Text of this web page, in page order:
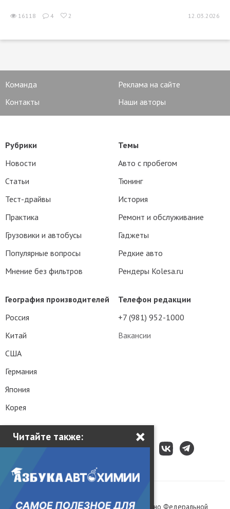
Читайте также: ×
16118 4 2 12.03.2026
Команда
Реклама на сайте
Контакты
Наши авторы
Телефон редакции
+7 (981) 952-1000
Вакансии
Рубрики
Новости
Статьи
Тест-драйвы
Практика
Грузовики и автобусы
Популярные вопросы
Мнение без фильтров
Темы
Авто с пробегом
Тюнинг
История
Ремонт и обслуживание
Гаджеты
Редкие авто
Рендеры Kolesa.ru
География производителей
Россия
Китай
США
Германия
Япония
Корея
Сетевое издание «Kolesa.ru», зарегистрировано Федеральной